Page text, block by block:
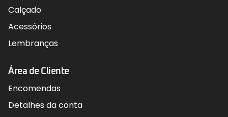
Calçado
Acessórios
Lembranças
Área de Cliente
Encomendas
Detalhes da conta